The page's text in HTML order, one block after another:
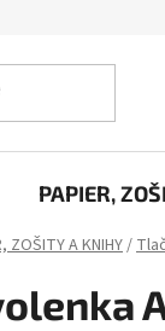
PAPIER,
ZOŠITY A KNIHY/